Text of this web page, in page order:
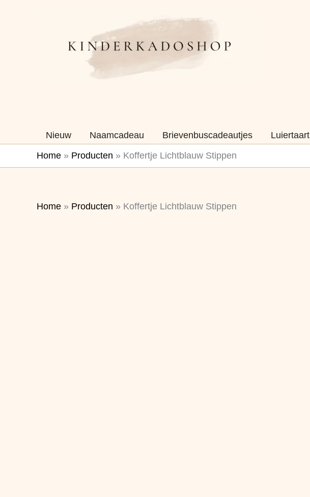
Nieuw Naamcadeau Brievenbuscadeautjes Luiertaart
Home » Producten » Koffertje Lichtblauw Stippen
Home » Producten » Koffertje Lichtblauw Stippen